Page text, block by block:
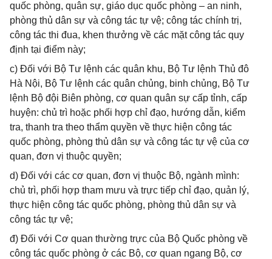
quốc phòng, quân sự, giáo dục quốc phòng – an ninh,
phòng thủ dân sự và công tác tự vệ; công tác chính trị,
công tác thi đua, khen thưởng về các mặt công tác quy
định tại điểm này;
c) Đối với Bộ Tư lệnh các quân khu, Bộ Tư lệnh Thủ đô
Hà Nội, Bộ Tư lệnh các quân chủng, binh chủng, Bộ Tư
lệnh Bộ đội Biên phòng, cơ quan quân sự cấp tỉnh, cấp
huyện: chủ trì hoặc phối hợp chỉ đạo, hướng dẫn, kiểm
tra, thanh tra theo thẩm quyền về thực hiện công tác
quốc phòng, phòng thủ dân sự và công tác tự vệ của cơ
quan, đơn vị thuộc quyền;
d) Đối với các cơ quan, đơn vị thuộc Bộ, ngành mình:
chủ trì, phối hợp tham mưu và trực tiếp chỉ đạo, quản lý,
thực hiện công tác quốc phòng, phòng thủ dân sự và
công tác tự vệ;
đ) Đối với Cơ quan thường trực của Bộ Quốc phòng về
công tác quốc phòng ở các Bộ, cơ quan ngang Bộ, cơ